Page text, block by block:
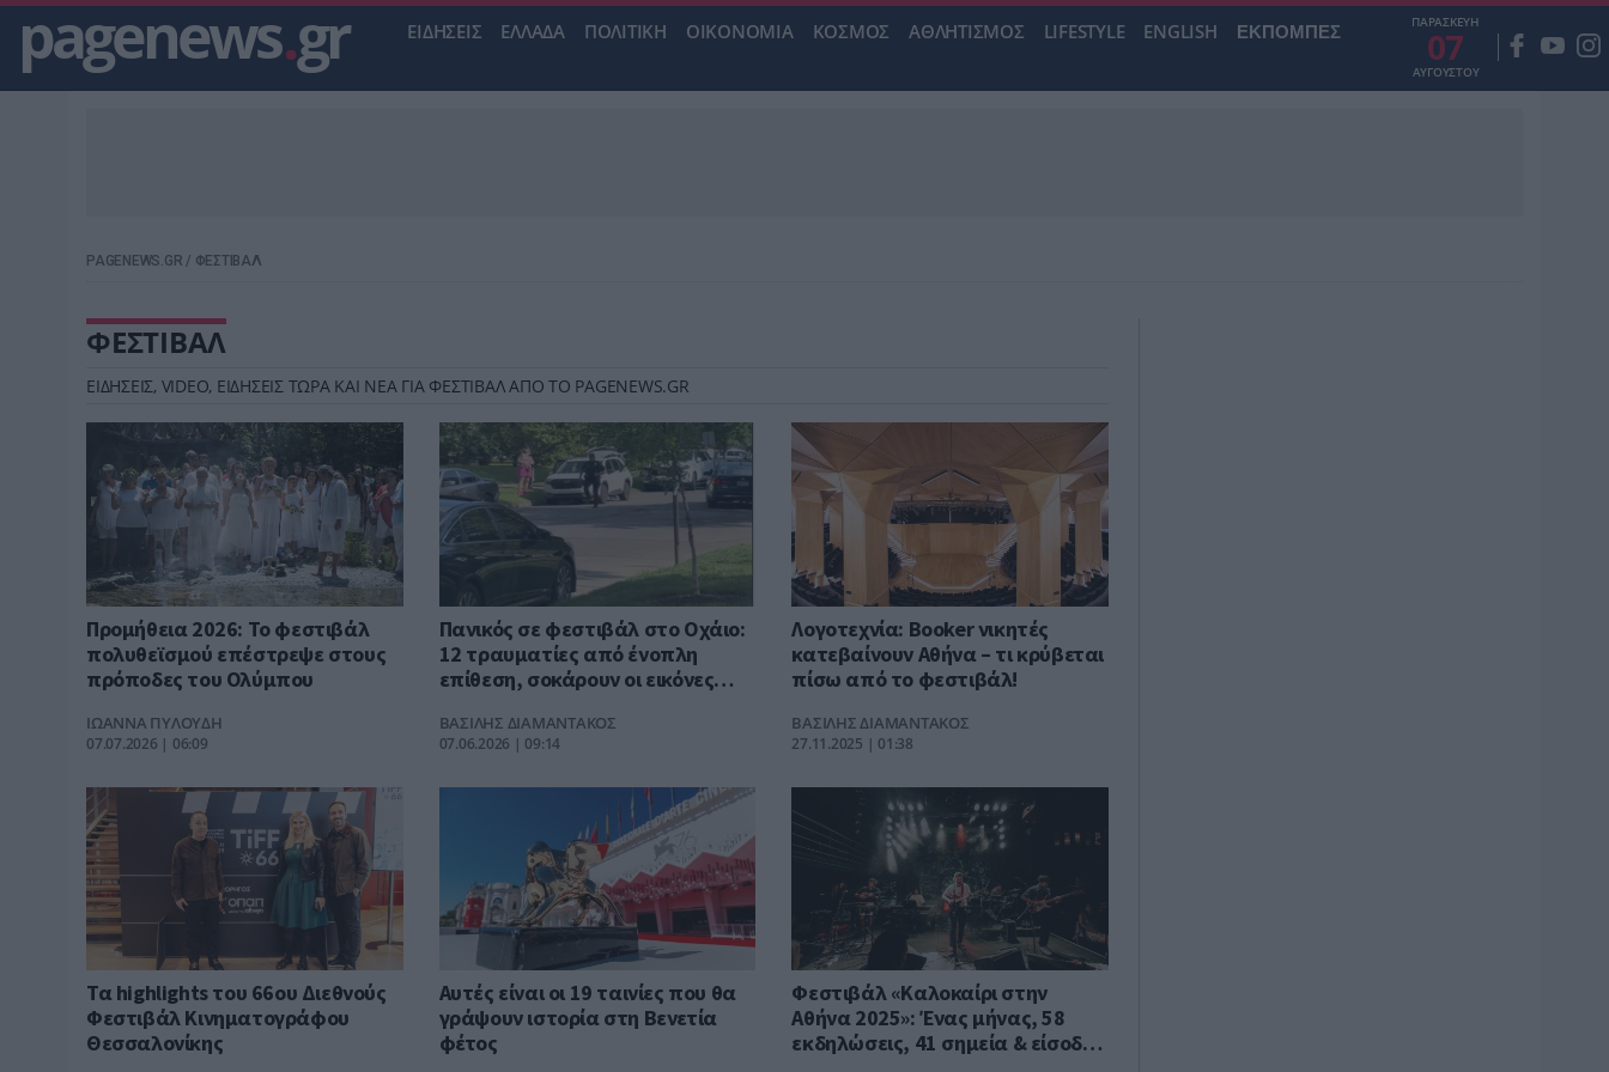
pagenews.gr ΕΙΔΗΣΕΙΣ ΕΛΛΑΔΑ ΠΟΛΙΤΙΚΗ ΟΙΚΟΝΟΜΙΑ ΚΟΣΜΟΣ ΑΘΛΗΤΙΣΜΟΣ LIFESTYLE ENGLISH ΕΚΠΟΜΠΕΣ ΠΑΡΑΣΚΕΥΗ
07
ΑΥΓΟΥΣΤΟΥ
PAGENEWS.GR / ΦΕΣΤΙΒΑΛ
ΦΕΣΤΙΒΑΛ
ΕΙΔΗΣΕΙΣ, VIDEO, ΕΙΔΗΣΕΙΣ ΤΩΡΑ ΚΑΙ ΝΕΑ ΓΙΑ ΦΕΣΤΙΒΑΛ ΑΠΟ ΤΟ PAGENEWS.GR
Προμήθεια 2026: Το φεστιβάλ
πολυθεϊσμού επέστρεψε στους
πρόποδες του Ολύμπου
ΙΩΑΝΝΑ ΠΥΛΟΥΔΗ
07.07.2026 | 06:09
Πανικός σε φεστιβάλ στο Οχάιο:
12 τραυματίες από ένοπλη
επίθεση, σοκάρουν οι εικόνες
ΒΑΣΙΛΗΣ ΔΙΑΜΑΝΤΑΚΟΣ
07.06.2026 | 09:14
Λογοτεχνία: Booker νικητές
κατεβαίνουν Αθήνα – τι κρύβεται
πίσω από το φεστιβάλ!
ΒΑΣΙΛΗΣ ΔΙΑΜΑΝΤΑΚΟΣ
27.11.2025 | 01:38
Τα highlights του 66ου Διεθνούς
Φεστιβάλ Κινηματογράφου
Θεσσαλονίκης
Αυτές είναι οι 19 ταινίες που θα
γράψουν ιστορία στη Βενετία
φέτος
Φεστιβάλ «Καλοκαίρι στην
Αθήνα 2025»: Ένας μήνας, 58
εκδηλώσεις, 41 σημεία & είσοδος